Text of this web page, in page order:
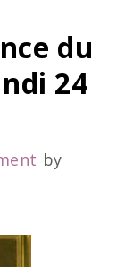
du
24
by